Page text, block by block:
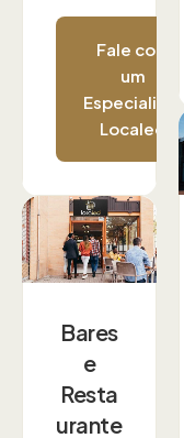
Fale com
um
Especialista
Localed
Bares
e
Resta
urante